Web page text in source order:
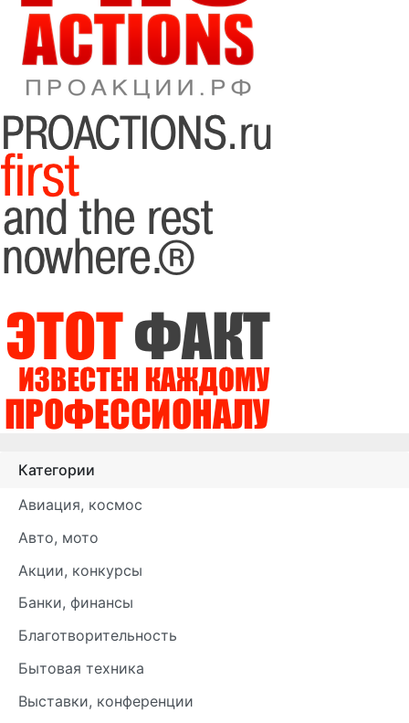
Категории
Авиация, космос
Авто, мото
Акции, конкурсы
Банки, финансы
Благотворительность
Бытовая техника
Выставки, конференции